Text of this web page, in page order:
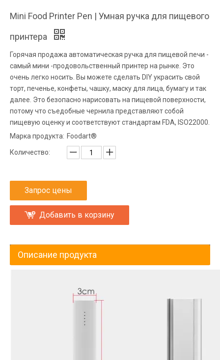
Mini Food Printer Pen | Умная ручка для пищевого
принтера
Горячая продажа автоматическая ручка для пищевой печи -
самый мини -продовольственный принтер на рынке. Это
очень легко носить. Вы можете сделать DIY украсить свой
торт, печенье, конфеты, чашку, маску для лица, бумагу и так
далее. Это безопасно нарисовать на пищевой поверхности,
потому что съедобные чернила представляют собой
пищевую оценку и соответствуют стандартам FDA, ISO22000.
Марка продукта: Foodart®
Количество:
Запрос цены
Добавить в корзину
Описание продукта